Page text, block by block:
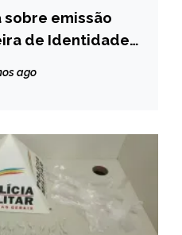
emissão
de Identidade
ago